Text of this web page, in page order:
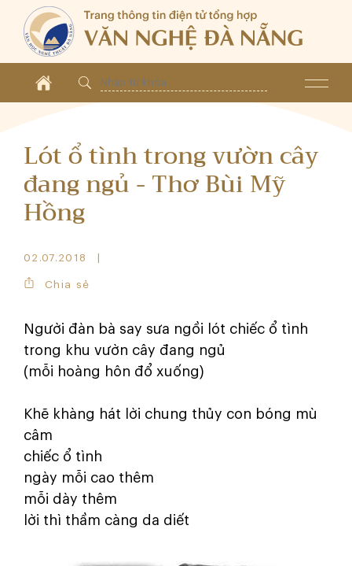
Lót ổ tình trong vườn cây
đang ngủ - Thơ Bùi Mỹ
Hồng
02.07.2018
Chia sẻ
Người đàn bà say sưa ngồi lót chiếc ổ tình
trong khu vườn cây đang ngủ
(mỗi hoàng hôn đổ xuống)
Khẽ khàng hát lời chung thủy con bóng mù
câm
chiếc ổ tình
ngày mỗi cao thêm
mỗi dày thêm
lời thì thầm càng da diết